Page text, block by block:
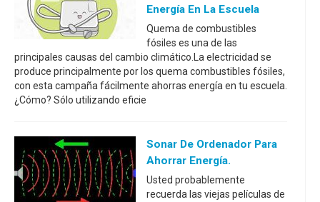
Energía En La Escuela
Quema de combustibles
fósiles es una de las
principales causas del cambio climático.La electricidad se
produce principalmente por los quema combustibles fósiles,
con esta campaña fácilmente ahorras energía en tu escuela.
¿Cómo? Sólo utilizando eficie
Sonar De Ordenador Para
Ahorrar Energía.
Usted probablemente
recuerda las viejas películas de